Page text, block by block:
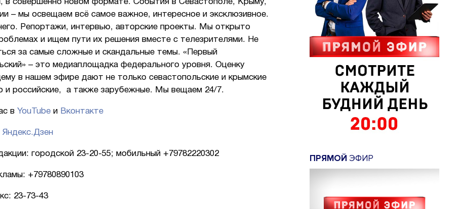
в совершенно новом формате. События в Севастополе, Крыму,
– мы освещаем всё самое важное, интересное и эксклюзивное.
Репортажи, интервью, авторские проекты. Мы открыто
и ищем пути их решения вместе с телезрителями. Не
за самые сложные и скандальные темы. «Первый
– это медиаплощадка федерального уровня. Оценку
в нашем эфире дают не только севастопольские и крымские
и российские, а также зарубежные. Мы вещаем 24/7.
в YouTube и Вконтакте
Яндекс.Дзен
городской 23-20-55; мобильный +79782220302
+79780890103
23-73-43
ПРЯМОЙ ЭФИР